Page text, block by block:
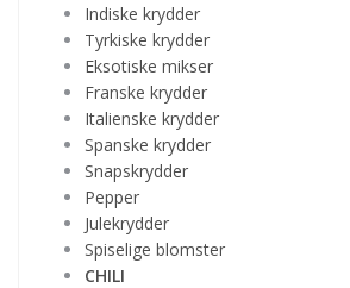
Indiske krydder
Tyrkiske krydder
Eksotiske mikser
Franske krydder
Italienske krydder
Spanske krydder
Snapskrydder
Pepper
Julekrydder
Spiselige blomster
CHILI